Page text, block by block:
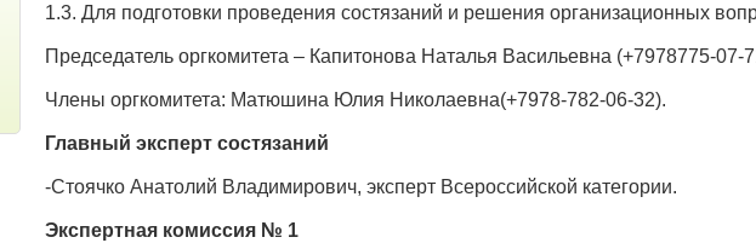
1.3. Для подготовки проведения состязаний и решения организационных
Председатель оргкомитета – Капитонова Наталья Васильевна (+7978775-07-
Члены оргкомитета: Матюшина Юлия Николаевна(+7978-782-06-32).
Главный эксперт состязаний
-Стоячко Анатолий Владимирович, эксперт Всероссийской категории.
Экспертная комиссия № 1